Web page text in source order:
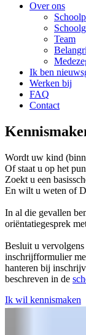
Over ons
Team
Ik ben
Werken bij
FAQ
Contact
Wordt uw kind
Of staat u op het
Zoekt u een
En wilt u weten of
In al die gevallen
oriëntatiegesprek
Besluit u
inschrijfformulier
hanteren bij
beschreven in de
Ik wil kennismaken